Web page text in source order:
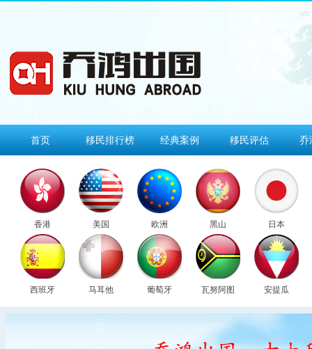
首页 移民排行榜 经典案例 移民评估 乔
香港 美国 欧洲 黑山 日本
西班牙 马耳他 葡萄牙 瓦努阿图 安提瓜